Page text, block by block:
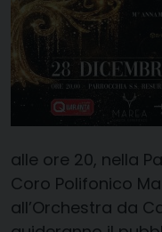
alle ore 20, nella
Coro Polifonico
all’Orchestra da